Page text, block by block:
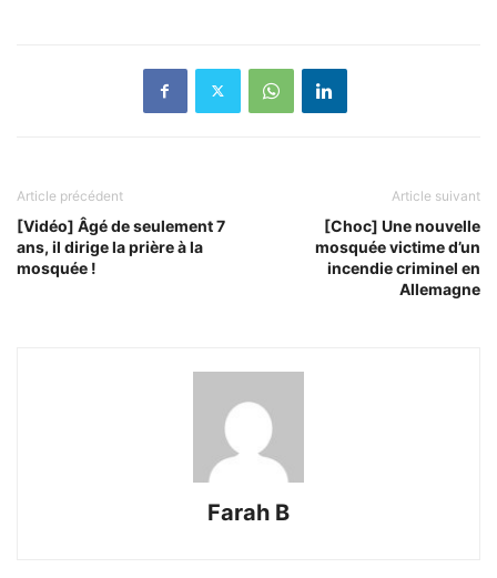
Article précédent
[Vidéo] Âgé de seulement 7
ans, il dirige la prière à la
mosquée !
Article suivant
[Choc] Une nouvelle
mosquée victime d’un
incendie criminel en
Allemagne
Farah B